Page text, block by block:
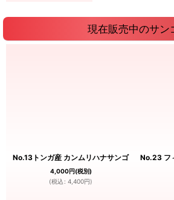
現在販売中のサン
No.13トンガ産 カンムリハナサンゴ
4,000円(税別)
(税込 : 4,400円)
No.23 フ